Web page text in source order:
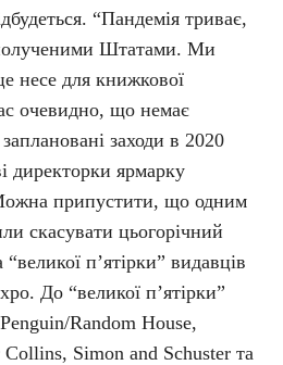
“Пандемія триває,
Штатами. Ми
несе для книжкової
очевидно, що немає
заходи в 2020
директорки ярмарку
припустити, що одним
скасувати цьогорічний
п’ятірки” видавців
До “великої п’ятірки”
Random House,
Simon and Schuster та